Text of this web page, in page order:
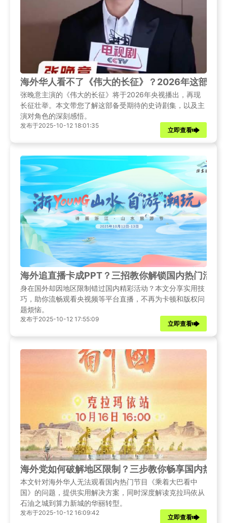
海外华人看不了《伟大的长征》？2026年这部史
张晚意主演的《伟大的长征》将于2026年央视播出，再现
长征壮举。本文带您了解这部备受期待的史诗剧集，以及主
演对角色的深刻感悟。
发布于2025-10-12 18:01:35
立即查看
海外追直播卡成PPT？三招教你解锁国内热门活动
身在国外却因地区限制错过国内精彩活动？本文分享实用技
巧，助你流畅观看央视频等平台直播，不再为卡顿和版权问
题烦恼。
发布于2025-10-12 17:55:09
立即查看
海外党如何破解地区限制？三步教你畅享国内热门
本文针对海外华人无法观看国内热门节目《乘着大巴看中
国》的问题，提供实用解决方案，同时深度解读克拉玛依从
石油之城到算力新城的华丽转型。
发布于2025-10-12 16:09:42
立即查看